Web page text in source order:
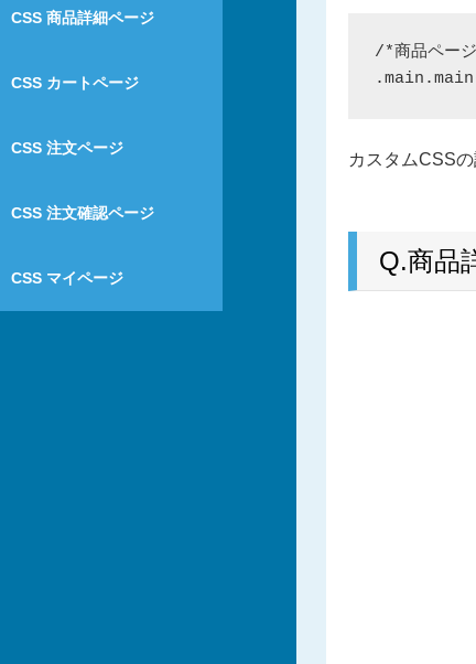
CSS 商品詳細ページ
CSS カートページ
CSS 注文ページ
CSS 注文確認ページ
CSS マイページ
/*商品ペー
カスタムCSS
Q.商品